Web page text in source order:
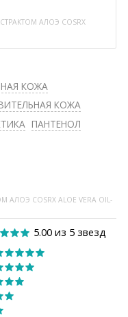
АЛОЭ COSRX
КОЖА
КОЖА
ПАНТЕНОЛ
COSRX ALOE VERA OIL-
5.00 из 5 звезд